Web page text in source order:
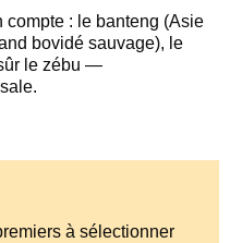
compte : le banteng (Asie
bovidé sauvage), le
le zébu —
à sélectionner